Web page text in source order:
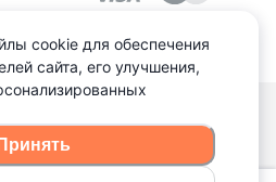
куки
материалов допускается
cookie для обеспечения
сайта, его улучшения,
Принять